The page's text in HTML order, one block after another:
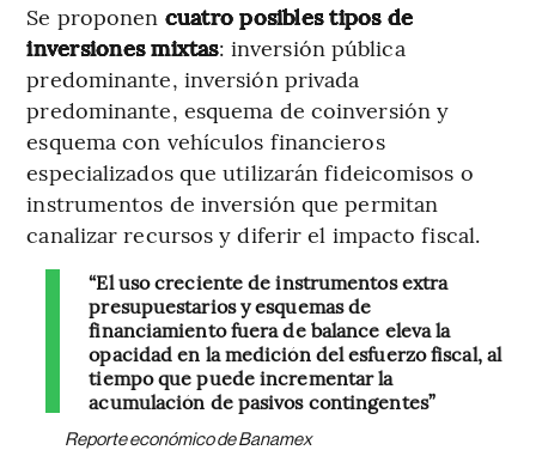
Se proponen cuatro posibles tipos de
inversiones mixtas: inversión pública
predominante, inversión privada
predominante, esquema de coinversión y
esquema con vehículos financieros
especializados que utilizarán fideicomisos o
instrumentos de inversión que permitan
canalizar recursos y diferir el impacto fiscal.
“El uso creciente de instrumentos extra
presupuestarios y esquemas de
financiamiento fuera de balance eleva la
opacidad en la medición del esfuerzo fiscal, al
tiempo que puede incrementar la
acumulación de pasivos contingentes”
Reporte económico de Banamex